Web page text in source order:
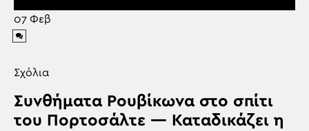
07 Φεβ
Σχόλια
Συνθήματα Ρουβίκωνα στο σπίτι
του Πορτοσάλτε — Καταδικάζει η